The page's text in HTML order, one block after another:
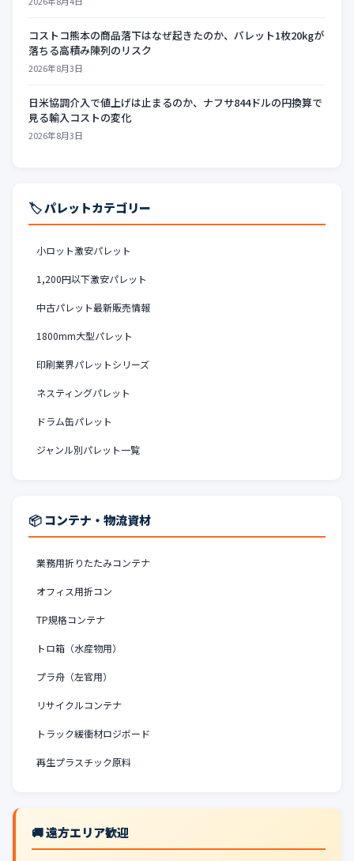
コストコ熊本の商品落下はなぜ起きたのか、パレット1枚20kgが
落ちる高積み陳列のリスク
2026年8月3日
日米協調介入で値上げは止まるのか、ナフサ844ドルの円換算で
見る輸入コストの変化
2026年8月3日
🏷️ パレットカテゴリー
小ロット激安パレット
1,200円以下激安パレット
中古パレット最新販売情報
1800mm大型パレット
印刷業界パレットシリーズ
ネスティングパレット
ドラム缶パレット
ジャンル別パレット一覧
📦 コンテナ・物流資材
業務用折りたたみコンテナ
オフィス用折コン
TP規格コンテナ
トロ箱（水産物用）
プラ舟（左官用）
リサイクルコンテナ
トラック緩衝材ロジボード
再生プラスチック原料
🚚 遠方エリア歓迎